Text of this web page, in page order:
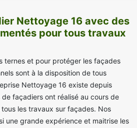
Nettoyage 16 avec des
pour tous travaux
ternes et pour protéger les façades
sont à la disposition de tous
Nettoyage 16 existe depuis
façadiers ont réalisé au cours de
les travaux sur façades. Nos
une grande expérience et maitrise les